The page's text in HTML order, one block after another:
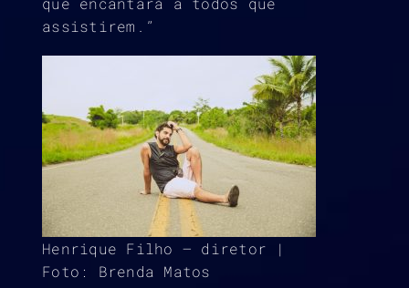
assistirem.”
Henrique Filho – diretor |
Foto: Brenda Matos